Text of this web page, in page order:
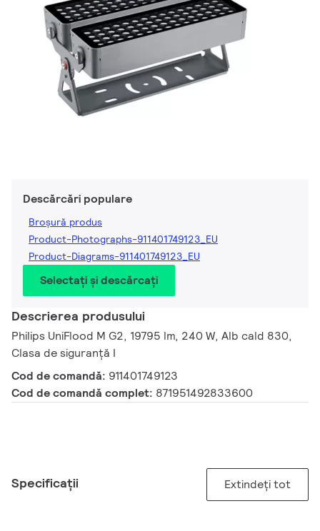
Descărcări populare
Broșură produs
Product-Photographs-911401749123_EU
Product-Diagrams-911401749123_EU
Selectați și descărcați
Descrierea produsului
Philips UniFlood M G2, 19795 lm, 240 W, Alb cald 830,
Clasa de siguranță I
Cod de comandă: 911401749123
Cod de comandă complet: 871951492833600
Specificații Extindeți tot